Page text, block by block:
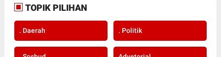
TOPIK PILIHAN
. Daerah . Politik